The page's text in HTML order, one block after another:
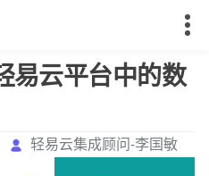
易云平台中的数
轻易云集成顾问-李国敏